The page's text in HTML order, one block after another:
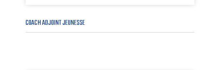
COACH ADJOINT JEUNESSE